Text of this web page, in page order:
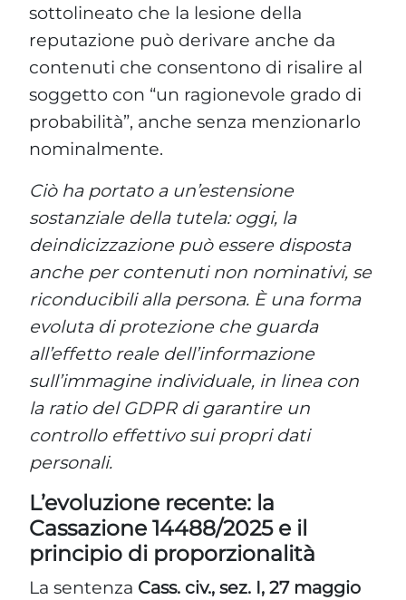
sottolineato che la lesione della
reputazione può derivare anche da
contenuti che consentono di risalire al
soggetto con “un ragionevole grado di
probabilità”, anche senza menzionarlo
nominalmente.
Ciò ha portato a un’estensione
sostanziale della tutela: oggi, la
deindicizzazione può essere disposta
anche per contenuti non nominativi, se
riconducibili alla persona. È una forma
evoluta di protezione che guarda
all’effetto reale dell’informazione
sull’immagine individuale, in linea con
la ratio del GDPR di garantire un
controllo effettivo sui propri dati
personali.
L’evoluzione recente: la
Cassazione 14488/2025 e il
principio di proporzionalità
La sentenza Cass. civ., sez. I, 27 maggio